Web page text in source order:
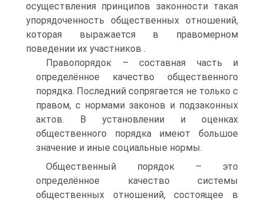
осуществления принципов законности такая
упорядоченность общественных отношений,
которая выражается в правомерном
поведении их участников .
Правопорядок – составная часть и
определённое качество общественного
порядка. Последний сопрягается не только с
правом, с нормами законов и подзаконных
актов. В установлении и оценках
общественного порядка имеют большое
значение и иные социальные нормы.
Общественный порядок – это
определённое качество системы
общественных отношений, состоящее в